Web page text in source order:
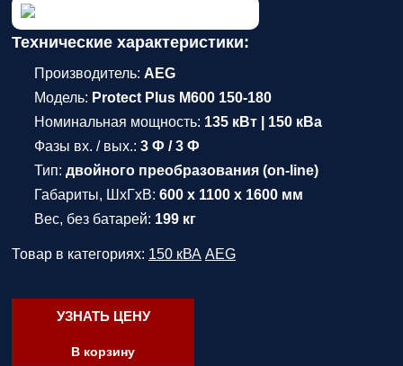
Технические характеристики:
Производитель: AEG
Модель: Protect Plus M600 150-180
Номинальная мощность: 135 кВт | 150 кВа
Фазы вх. / вых.: 3 Ф / 3 Ф
Тип: двойного преобразования (on-line)
Габариты, ШхГхВ: 600 x 1100 x 1600 мм
Вес, без батарей: 199 кг
Товар в категориях: 150 кВА AEG
УЗНАТЬ ЦЕНУ
В корзину